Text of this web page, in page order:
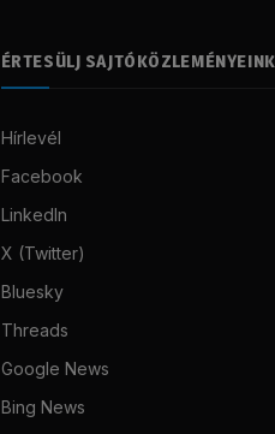
ÉRTESÜLJ
Hírlevél
Facebook
LinkedIn
X (Twitter)
Bluesky
Threads
Google News
Bing News